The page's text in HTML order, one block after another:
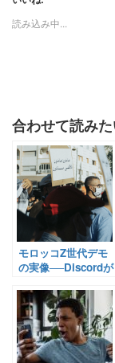
読み込み中...
合わせて読み
モロッコZ世代デモ
の実像──Discordが
運動と社会不満の構
造